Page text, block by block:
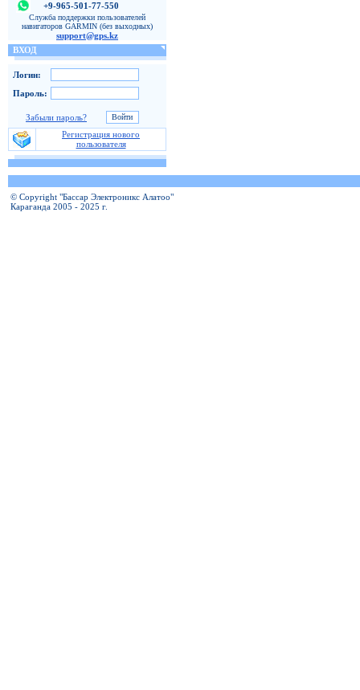
+9-965-501-77-550
Служба поддержки пользователей
навигаторов GARMIN (без выходных)
support@gps.kz
ВХОД
Логин:
Пароль:
Забыли пароль?
Регистрация нового
пользователя
© Copyright "Бассар Электроникс Алатоо"
Караганда 2005 - 2025 г.